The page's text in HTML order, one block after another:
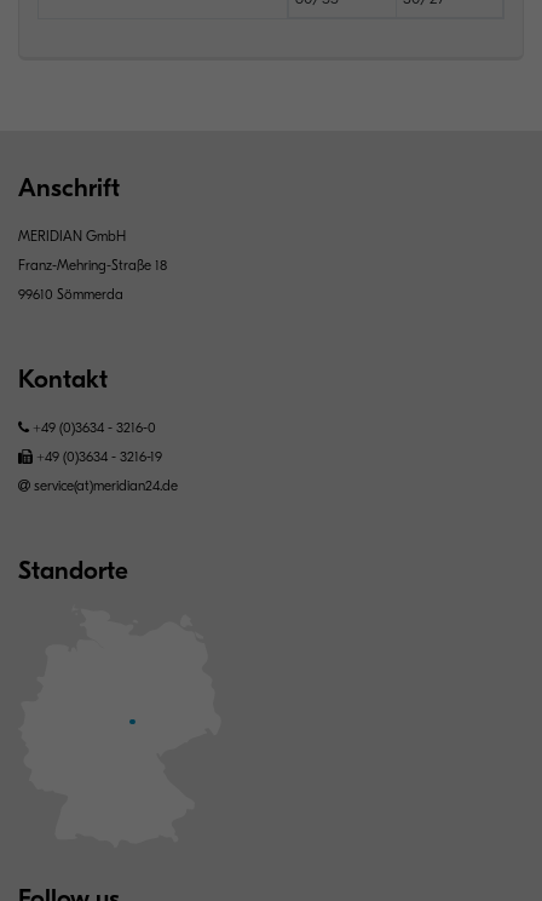
Anschrift
MERIDIAN GmbH
Franz-Mehring-Straße 18
99610 Sömmerda
Kontakt
+49 (0)3634 - 3216-0
+49 (0)3634 - 3216-19
service(at)meridian24.de
Standorte